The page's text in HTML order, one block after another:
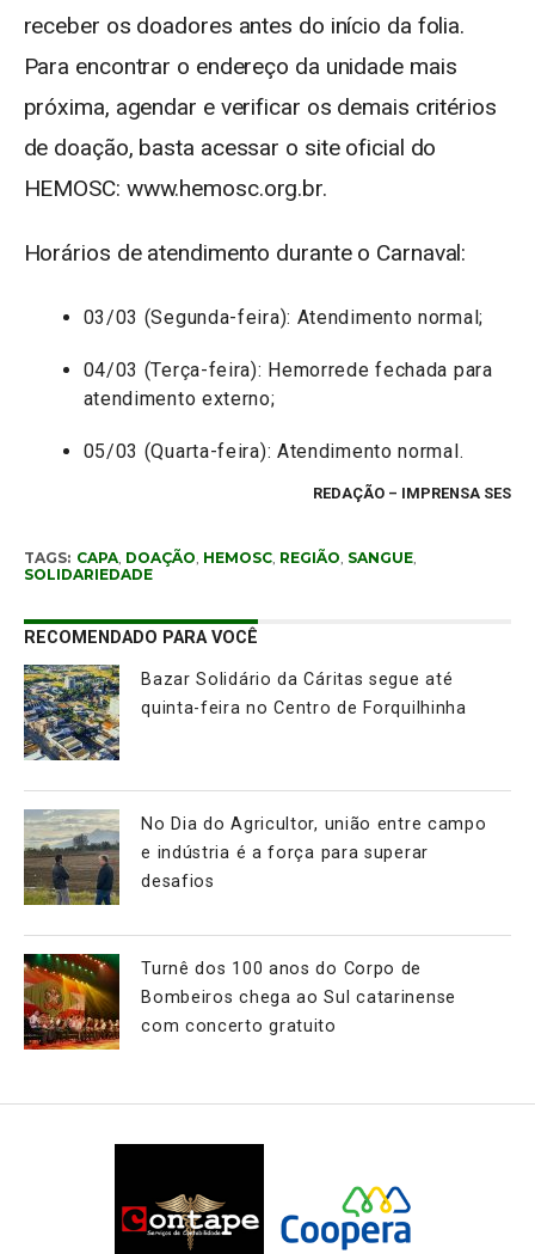
receber os doadores antes do início da folia.
Para encontrar o endereço da unidade mais
próxima, agendar e verificar os demais critérios
de doação, basta acessar o site oficial do
HEMOSC: www.hemosc.org.br.
Horários de atendimento durante o Carnaval:
03/03 (Segunda-feira): Atendimento normal;
04/03 (Terça-feira): Hemorrede fechada para
atendimento externo;
05/03 (Quarta-feira): Atendimento normal.
REDAÇÃO – IMPRENSA SES
TAGS: CAPA, DOAÇÃO HEMOSC, REGIÃO SANGUE,
SOLIDARIEDADE
RECOMENDADO PARA VOCÊ
Bazar Solidário da Cáritas segue até
quinta-feira no Centro de Forquilhinha
No Dia do Agricultor, união entre campo
e indústria é a força para superar
desafios
Turnê dos 100 anos do Corpo de
Bombeiros chega ao Sul catarinense
com concerto gratuito